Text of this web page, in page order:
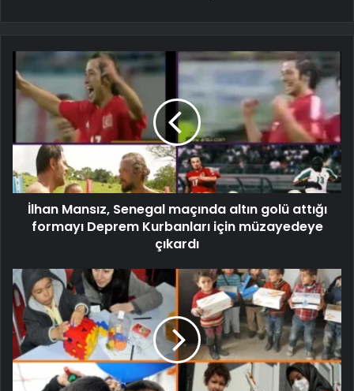
İlhan Mansız, Senegal maçında altın golü attığı
formayı Deprem Kurbanları için müzayedeye
çıkardı